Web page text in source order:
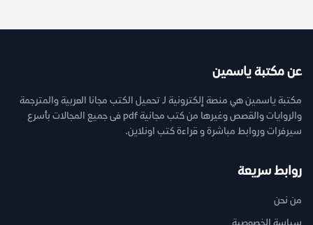
عن مكتبة ياسمين
مكتبة ياسمين هي منصة إلكترونية لـ تحميل الكتب مجانا العربية والمترجمة
والروايات والقصص وغيرها من كتب مجانية pdf فى جميع المجالات بأسرع
سيرفرات وروابط مباشرة و قراءة كتب اونلاين.
روابط سريعة
من نحن